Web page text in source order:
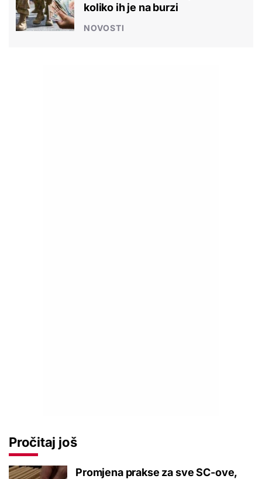
koliko ih je na burzi
NOVOSTI
Pročitaj još
Promjena prakse za sve SC-ove,